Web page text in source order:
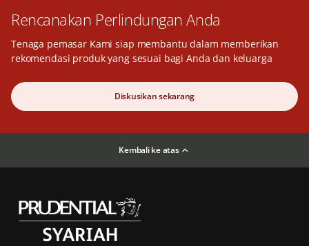
Rencanakan Perlindungan Anda
Tenaga pemasar Kami siap membantu dalam memberikan
rekomendasi produk yang sesuai bagi Anda dan keluarga
Diskusikan sekarang
Kembali ke atas